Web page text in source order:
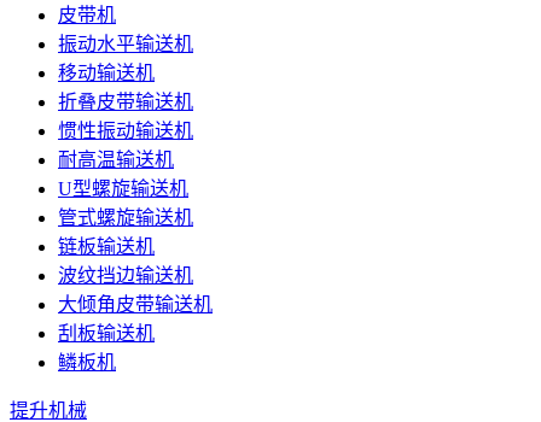
皮带机
振动水平输送机
移动输送机
折叠皮带输送机
惯性振动输送机
耐高温输送机
U型螺旋输送机
管式螺旋输送机
链板输送机
波纹挡边输送机
大倾角皮带输送机
刮板输送机
鳞板机
提升机械